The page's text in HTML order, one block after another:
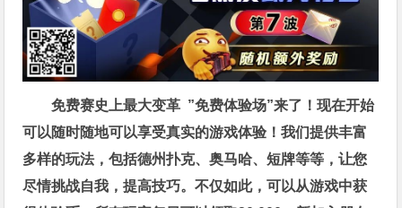
免费赛史上最大变革 ”免费体验场”来了！现在开始
可以随时随地可以享受真实的游戏体验！我们提供丰富
多样的玩法，包括德州扑克、奥马哈、短牌等等，让您
尽情挑战自我，提高技巧。不仅如此，可以从游戏中获